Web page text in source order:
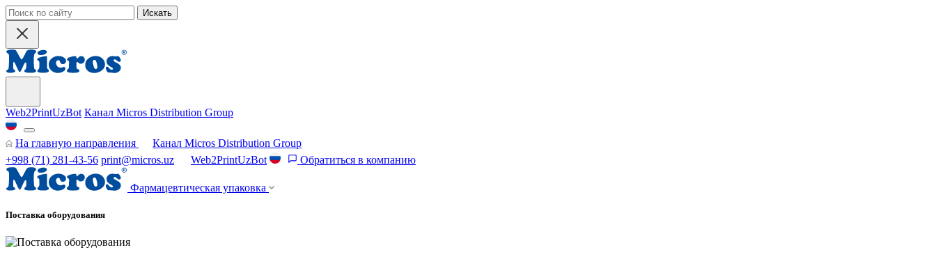
Искать
Web2PrintUzBot Канал Micros Distribution Group
На главную направления
Канал Micros Distribution Group
+998 (71) 281-43-56 print@micros.uz Web2PrintUzBot Обратиться в компанию
Фармацевтическая упаковка
Поставка оборудования